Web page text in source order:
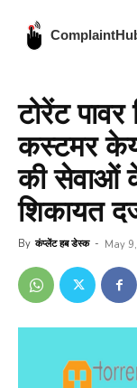
टोरेंट
कस्टमर
की सेवाओं
शिकायत
By कंप्लेंट हब डेस्क - May